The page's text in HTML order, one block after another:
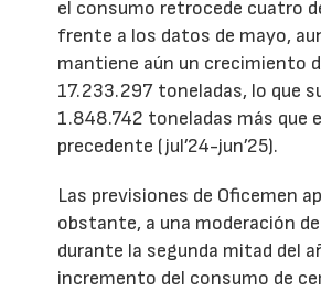
el consumo retrocede cuatro
frente a los datos de mayo,
mantiene aún un crecimiento
17.233.297 toneladas, lo que
1.848.742 toneladas más que
precedente (jul’24-jun’25).
Las previsiones de Oficemen
obstante, a una moderación
durante la segunda mitad del
incremento del consumo de